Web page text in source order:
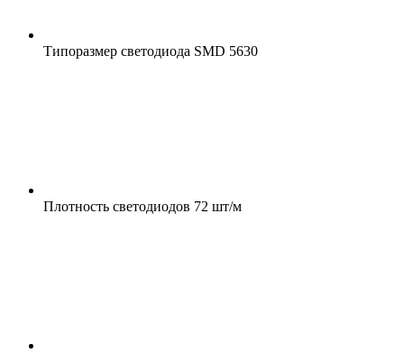
Типоразмер светодиода SMD 5630
Плотность светодиодов 72 шт/м